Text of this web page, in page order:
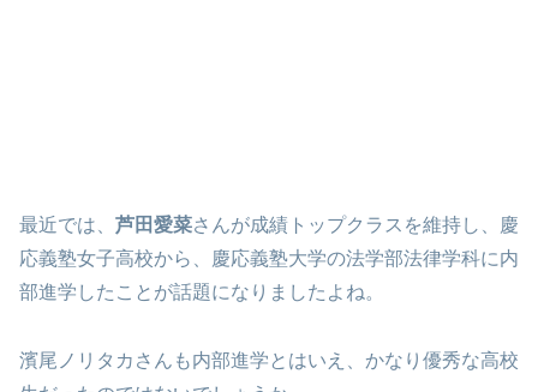
最近では、 芦田愛菜さんが成績トップクラスを維持し、慶
応義塾女子高校から、慶応義塾大学の法学部法律学科に内
部進学したことが話題になりましたよね。
濱尾ノリタカさんも内部進学とはいえ、かなり優秀な高校